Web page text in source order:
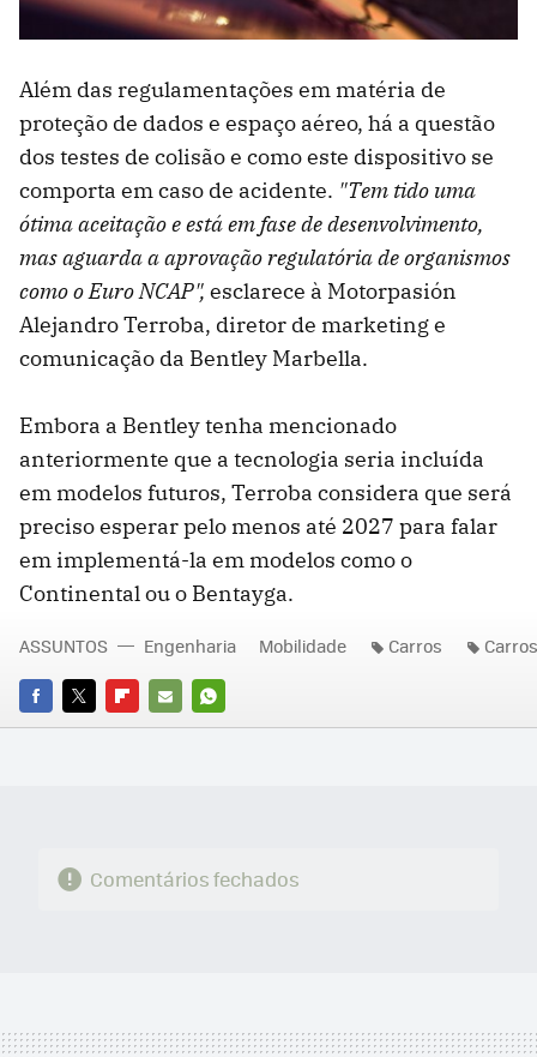
Além das regulamentações em matéria de
proteção de dados e espaço aéreo, há a questão
dos testes de colisão e como este dispositivo se
comporta em caso de acidente. "Tem tido uma
ótima aceitação e está em fase de desenvolvimento,
mas aguarda a aprovação regulatória de organismos
como o Euro NCAP", esclarece à Motorpasión
Alejandro Terroba, diretor de marketing e
comunicação da Bentley Marbella.
Embora a Bentley tenha mencionado
anteriormente que a tecnologia seria incluída
em modelos futuros, Terroba considera que será
preciso esperar pelo menos até 2027 para falar
em implementá-la em modelos como o
Continental ou o Bentayga.
FACEBOOK
TWITTERFLIPBOARD
E-
WHATSAPP
ASSUNTOS Engenharia Mobilidade Carros
Comentários fechados